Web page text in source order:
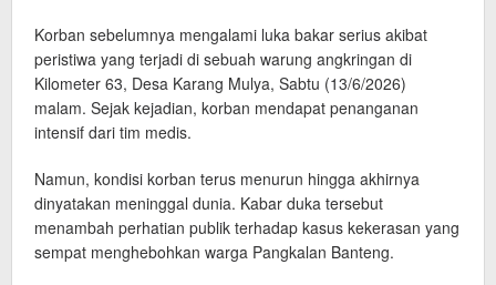
Korban sebelumnya mengalami luka bakar serius akibat
peristiwa yang terjadi di sebuah warung angkringan di
Kilometer 63, Desa Karang Mulya, Sabtu (13/6/2026)
malam. Sejak kejadian, korban mendapat penanganan
intensif dari tim medis.
Namun, kondisi korban terus menurun hingga akhirnya
dinyatakan meninggal dunia. Kabar duka tersebut
menambah perhatian publik terhadap kasus kekerasan yang
sempat menghebohkan warga Pangkalan Banteng.